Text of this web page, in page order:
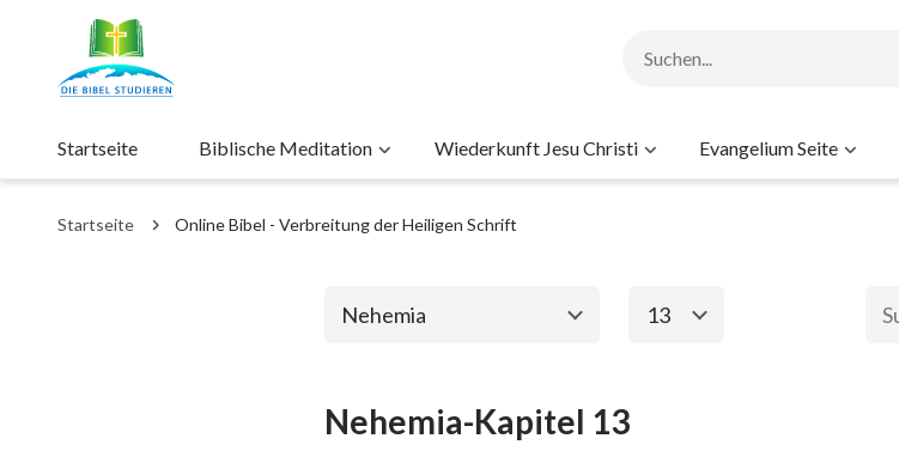
Startseite Biblische Meditation Wiederkunft Jesu Christi Evangelium Seite
Startseite Online Bibel - Verbreitung der Heiligen Schrift
Nehemia
Das alte Testament
13
Nehemia-Kapitel 13